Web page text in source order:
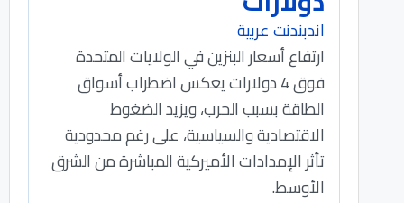
اندبندنت عربية
ارتفاع أسعار البنزين في الولايات المتحدة
فوق 4 دولارات يعكس اضطراب أسواق
الطاقة بسبب الحرب، ويزيد الضغوط
الاقتصادية والسياسية، على رغم محدودية
تأثر الإمدادات الأميركية المباشرة من الشرق
الأوسط.